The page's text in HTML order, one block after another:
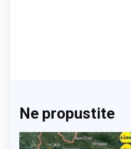
Ne propustite